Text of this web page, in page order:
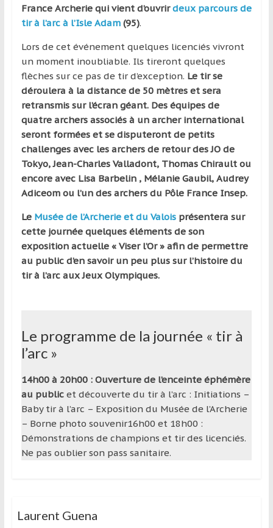
France Archerie qui vient d’ouvrirdeux parcours de
tir à l’arc à l’Isle Adam(95).
Lors de cet événement quelques licenciés vivront
un moment inoubliable. Ils tireront quelques
flèches sur ce pas de tir d’exception. Le tir se
déroulera à la distance de 50 mètres et sera
retransmis sur l’écran géant. Des équipes de
quatre archers associés à un archer international
seront formées et se disputeront de petits
challenges avec les archers de retour des JO de
Tokyo, Jean-Charles Valladont, Thomas Chirault ou
encore avec Lisa Barbelin , Mélanie Gaubil, Audrey
Adiceom ou l’un des archers du Pôle France Insep.
Le Musée de l’Archerie et du Valoisprésentera sur
cette journée quelques éléments de son
exposition actuelle « Viser l’Or » afin de permettre
au public d’en savoir un peu plus sur l’histoire du
tir à l’arc aux Jeux Olympiques.
Le programme de la journée « tir à
l’arc »
14h00 à 20h00 : Ouverture de l’enceinte éphémère
au publicet découverte du tir à l’arc : Initiations –
Baby tir à l’arc – Exposition du Musée de l’Archerie
– Borne photo souvenir16h00 et 18h00 :
Démonstrations de champions et tir des licenciés.
Ne pas oublier son pass sanitaire.
Laurent Guena